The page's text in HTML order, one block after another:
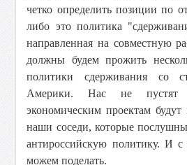
четко определить позиции по
либо это политика
направленная на совместную
должны будем прожить
политики сдерживания со
Америки. Нас не
экономическим проектам будут
наши соседи, которые послушны
антироссийскую политику. И
можем поделать.